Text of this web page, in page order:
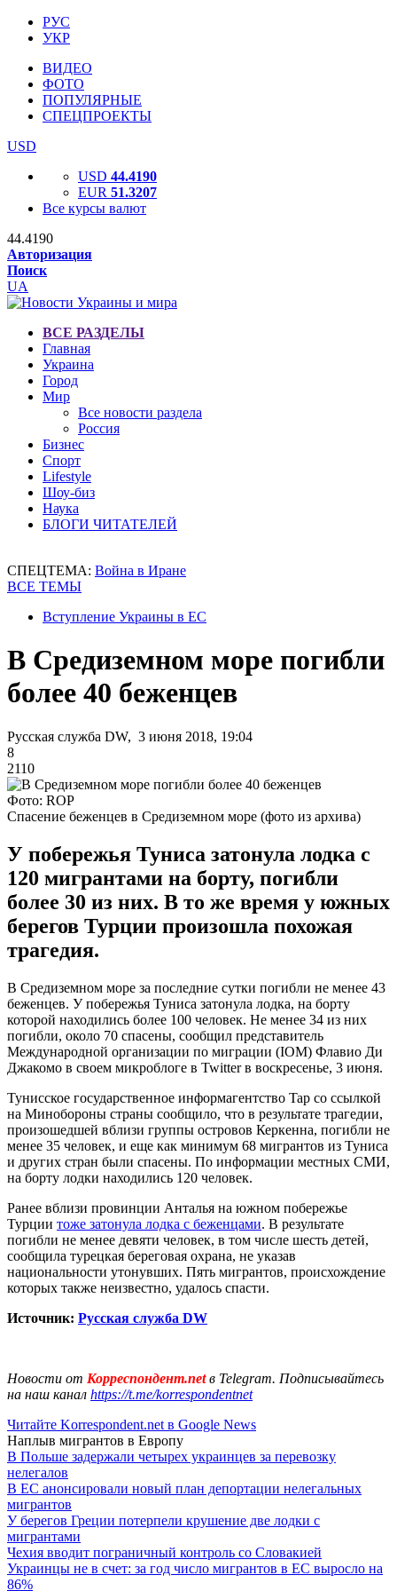
РУС
УКР
ВИДЕО
ФОТО
ПОПУЛЯРНЫЕ
СПЕЦПРОЕКТЫ
USD
USD 44.4190
EUR 51.3207
Все курсы валют
44.4190
Авторизация
Поиск
UA
ВСЕ РАЗДЕЛЫ
Главная
Украина
Город
Мир
Все новости раздела
Россия
Бизнес
Спорт
Lifestyle
Шоу-биз
Наука
БЛОГИ ЧИТАТЕЛЕЙ
СПЕЦТЕМА: Война в Иране
ВСЕ ТЕМЫ
Вступление Украины в ЕС
В Средиземном море погибли
более 40 беженцев
Русская служба DW, 3 июня 2018, 19:04
8
2110
Фото: ROP
Спасение беженцев в Средиземном море (фото из архива)
У побережья Туниса затонула лодка с
120 мигрантами на борту, погибли
более 30 из них. В то же время у южных
берегов Турции произошла похожая
трагедия.
В Средиземном море за последние сутки погибли не менее 43
беженцев. У побережья Туниса затонула лодка, на борту
которой находились более 100 человек. Не менее 34 из них
погибли, около 70 спасены, сообщил представитель
Международной организации по миграции (IOM) Флавио Ди
Джакомо в своем микроблоге в Twitter в воскресенье, 3 июня.
Тунисское государственное информагентство Tap со ссылкой
на Минобороны страны сообщило, что в результате трагедии,
произошедшей вблизи группы островов Керкенна, погибли не
менее 35 человек, и еще как минимум 68 мигрантов из Туниса
и других стран были спасены. По информации местных СМИ,
на борту лодки находились 120 человек.
Ранее вблизи провинции Анталья на южном побережье
Турции тоже затонула лодка с беженцами. В результате
погибли не менее девяти человек, в том числе шесть детей,
сообщила турецкая береговая охрана, не указав
национальности утонувших. Пять мигрантов, происхождение
которых также неизвестно, удалось спасти.
Источник: Русская служба DW
Новости от Корреспондент.netв Telegram. Подписывайтесь
на наш канал https://t.me/korrespondentnet
Читайте Korrespondent.net в Google News
Наплыв мигрантов в Европу
В Польше задержали четырех украинцев за перевозку
нелегалов
В ЕС анонсировали новый план депортации нелегальных
мигрантов
У берегов Греции потерпели крушение две лодки с
мигрантами
Чехия вводит пограничный контроль со Словакией
Украинцы не в счет: за год число мигрантов в ЕС выросло на
86%